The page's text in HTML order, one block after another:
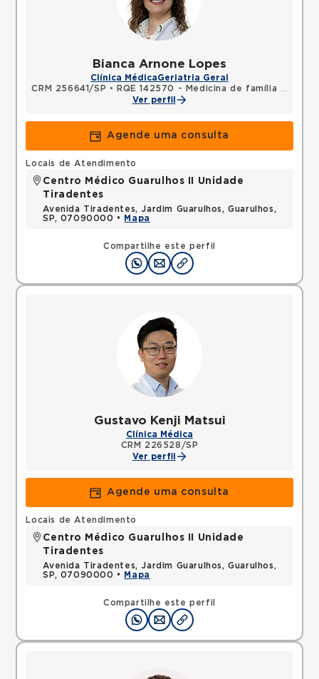
Bianca Arnone Lopes
Clínica MédicaGeriatria Geral
CRM 256641/SP •
RQE 142570 - Medicina de família e comunidade
Ver perfil
Agende uma consulta
Compartilhe este perfil
Locais de Atendimento
Centro Médico Guarulhos II Unidade
Tiradentes
Avenida Tiradentes, Jardim Guarulhos, Guarulhos,
SP, 07090000 •
Mapa
Gustavo Kenji Matsui
Clínica Médica
CRM 226528/SP
Ver perfil
Agende uma consulta
Compartilhe este perfil
Locais de Atendimento
Centro Médico Guarulhos II Unidade
Tiradentes
Avenida Tiradentes, Jardim Guarulhos, Guarulhos,
SP, 07090000 •
Mapa